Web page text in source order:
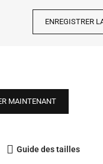
ENREGISTRER
MAINTENANT
Guide des tailles